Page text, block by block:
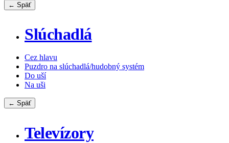
← Späť
Slúchadlá
Cez hlavu
Puzdro na slúchadlá/hudobný systém
Do uší
Na uši
← Späť
Televízory